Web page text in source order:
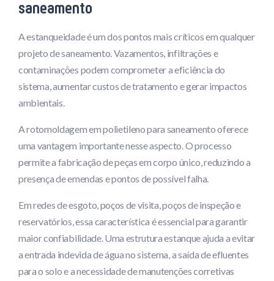
saneamento
A estanqueidade é um dos pontos mais críticos em qualquer
projeto de saneamento. Vazamentos, infiltrações e
contaminações podem comprometer a eficiência do
sistema, aumentar custos de tratamento e gerar impactos
ambientais.
A rotomoldagem em polietileno para saneamento oferece
uma vantagem importante nesse aspecto. O processo
permite a fabricação de peças em corpo único, reduzindo a
presença de emendas e pontos de possível falha.
Em redes de esgoto, poços de visita, poços de inspeção e
reservatórios, essa característica é essencial para garantir
maior confiabilidade. Uma estrutura estanque ajuda a evitar
a entrada indevida de água no sistema, a saída de efluentes
para o solo e a necessidade de manutenções corretivas